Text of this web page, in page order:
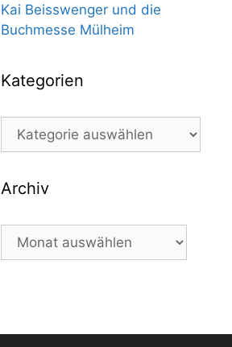
Kai Beisswenger und die
Buchmesse Mülheim
Kategorien
Kategorien
Archiv
Archiv